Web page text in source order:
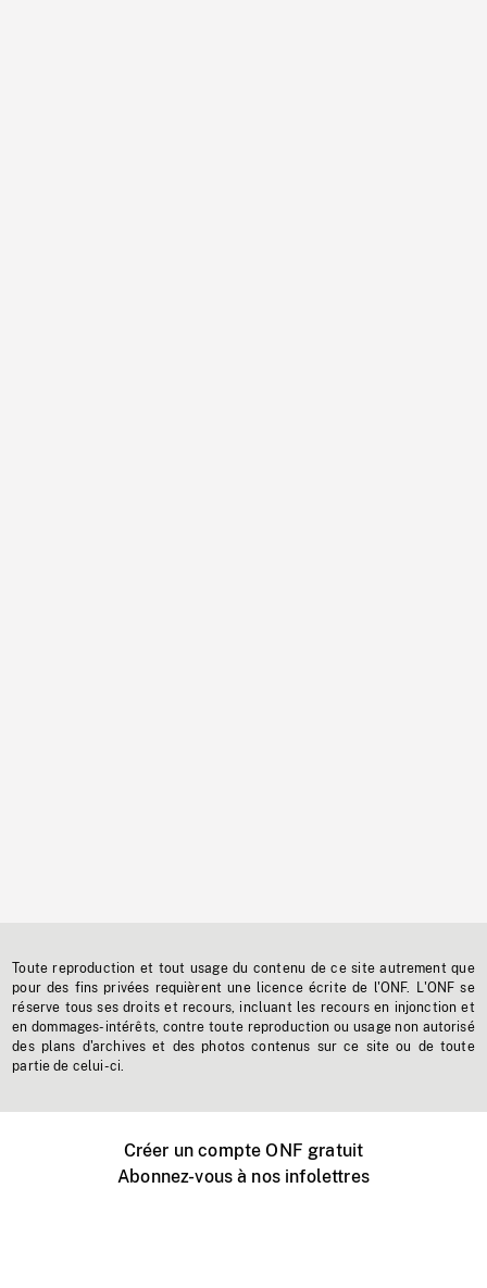
Toute reproduction et tout usage du contenu de ce site autrement que
pour des fins privées requièrent une licence écrite de l'ONF. L'ONF se
réserve tous ses droits et recours, incluant les recours en injonction et
en dommages-intérêts, contre toute reproduction ou usage non autorisé
des plans d'archives et des photos contenus sur ce site ou de toute
partie de celui-ci.
Créer un compte ONF gratuit
Abonnez-vous à nos infolettres